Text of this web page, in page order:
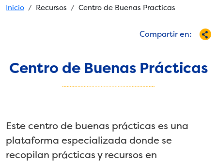
Breadcrumb
Inicio Recursos Centro de Buenas Practicas
Compartir en:
Centro de Buenas Prácticas
Este centro de buenas prácticas es una
plataforma especializada donde se
recopilan prácticas y recursos en